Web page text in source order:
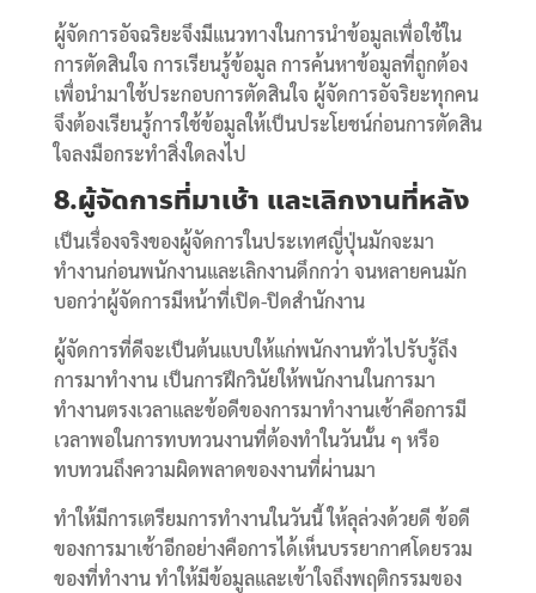
ผู้จัดการอัจฉริยะจึงมีแนวทางในการนำข้อมูลเพื่อใช้ใน
การตัดสินใจ การเรียนรู้ข้อมูล การค้นหาข้อมูลที่ถูกต้อง
เพื่อนำมาใช้ประกอบการตัดสินใจ ผู้จัดการอัจริยะทุกคน
จึงต้องเรียนรู้การใช้ข้อมูลให้เป็นประโยชน์ก่อนการตัดสิน
ใจลงมือกระทำสิ่งใดลงไป
8.ผู้จัดการที่มาเช้า และเลิกงานที่หลัง
เป็นเรื่องจริงของผู้จัดการในประเทศญี่ปุ่นมักจะมา
ทำงานก่อนพนักงานและเลิกงานดึกกว่า จนหลายคนมัก
บอกว่าผู้จัดการมีหน้าที่เปิด-ปิดสำนักงาน
ผู้จัดการที่ดีจะเป็นต้นแบบให้แก่พนักงานทั่วไปรับรู้ถึง
การมาทำงาน เป็นการฝึกวินัยให้พนักงานในการมา
ทำงานตรงเวลาและข้อดีของการมาทำงานเช้าคือการมี
เวลาพอในการทบทวนงานที่ต้องทำในวันนั้น ๆ หรือ
ทบทวนถึงความผิดพลาดของงานที่ผ่านมา
ทำให้มีการเตรียมการทำงานในวันนี้ ให้ลุล่วงด้วยดี ข้อดี
ของการมาเช้าอีกอย่างคือการได้เห็นบรรยากาศโดยรวม
ของที่ทำงาน ทำให้มีข้อมูลและเข้าใจถึงพฤติกรรมของ